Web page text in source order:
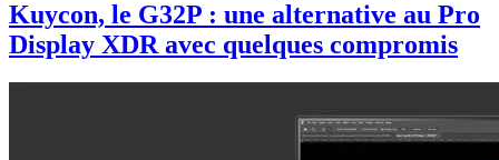
Kuycon, le G32P : une alternative au Pro
Display XDR avec quelques compromis